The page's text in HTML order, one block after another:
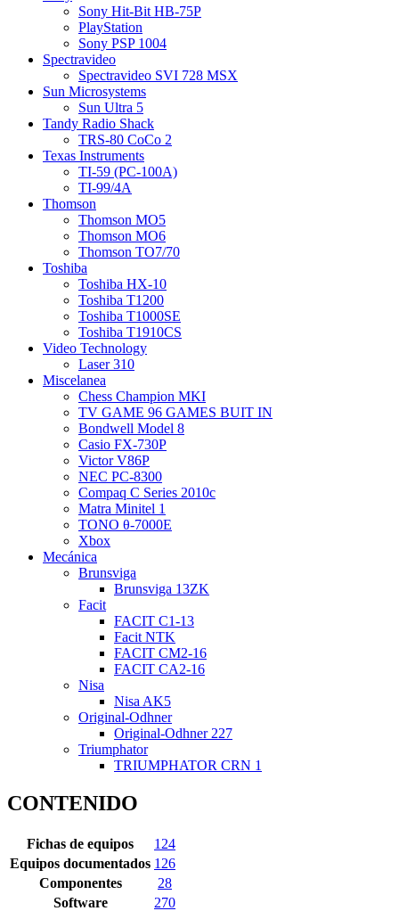
Sony Hit-Bit HB-75P
PlayStation
Sony PSP 1004
Spectravideo
Spectravideo SVI 728 MSX
Sun Microsystems
Sun Ultra 5
Tandy Radio Shack
TRS-80 CoCo 2
Texas Instruments
TI-59 (PC-100A)
TI-99/4A
Thomson
Thomson MO5
Thomson MO6
Thomson TO7/70
Toshiba
Toshiba HX-10
Toshiba T1200
Toshiba T1000SE
Toshiba T1910CS
Video Technology
Laser 310
Miscelanea
Chess Champion MKI
TV GAME 96 GAMES BUIT IN
Bondwell Model 8
Casio FX-730P
Victor V86P
NEC PC-8300
Compaq C Series 2010c
Matra Minitel 1
TONO θ-7000E
Xbox
Mecánica
Brunsviga
Brunsviga 13ZK
Facit
FACIT C1-13
Facit NTK
FACIT CM2-16
FACIT CA2-16
Nisa
Nisa AK5
Original-Odhner
Original-Odhner 227
Triumphator
TRIUMPHATOR CRN 1
CONTENIDO
Fichas de equipos
124
Equipos documentados 126
Componentes
28
Software
270